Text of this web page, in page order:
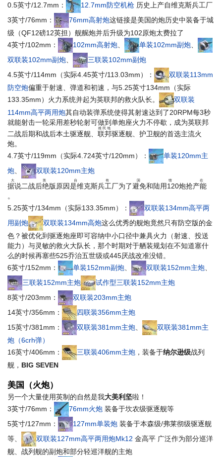
0.5英寸/12.7mm： 12.7mm防空机枪 历史上产自维克斯兵工厂
3英寸/76mm：
76mm高射炮这链接是美国的炮历史中装备于城
级（QF12磅12英担）舰艉炮并后升级为102原炮太费拉了
4英寸/102mm：
102mm高射炮 单装102mm副炮
双联装102mm副炮
三联装102mm副炮
4.5英寸/114mm（实际4.45英寸/113.03mm）：
双联装113mm
防空炮偏重于射速、弹道和初速，与5.25英寸134mm（实际
133.35mm）火力系统并起为英联邦的救火队长。
双联装
114mm高平两用炮其自动装弹系统使得其射速达到了20RPM每3秒
就能射击一轮采用差秒轮射可做到单炮座火力不停歇，成为英联邦
二战后期和战后本土驱逐舰、 联邦
殖民地
驱逐舰、护卫舰的首选主流火
炮。
4.7英寸/119mm（实际4.724英寸/120mm）：
单装120mm主
炮
双联装120mm主炮
据说二战后绝版原因是维克斯兵工厂为了避免和陆用120炮抢产能
大英自有国情在
。
5.25英寸/134mm（实际133.35mm）：
双联装134mm高平两
用副炮
双联装134mm高炮这么优秀的舰炮竟然只有防空版的金
色？被优化到驱逐炮座即可容纳中小口径中兼具火力（射速、投送
能力）与灵敏的救火大队长，那个时期对于舾装规划在不知道塞什
么的时候再塞些525乔治五世级或445厌战改准没错。
6英寸/152mm：
单装152mm副炮 双联装152mm主炮
三联装152mm主炮
试作型三联装152mm主炮
8英寸/203mm：
双联装203mm主炮
14英寸/356mm：
四联装356mm主炮
15英寸/381mm：
双联装381mm主炮
双联装381mm主
炮（6crh弹）
16英寸/406mm：
三联装406mm主炮 ，装备于纳尔逊级战列
舰， BIG SEVEN
美国（火炮）
另一个大量使用英制的自然是我大美利坚啦！
3英寸/76mm：
76mm火炮 装备于坎农级驱逐舰等
5英寸/127mm：
127mm单装炮 装备于本森级/弗莱彻级驱逐舰
等、
双联装127mm高平两用炮Mk12 金高平 广泛作为部分巡洋
舰、战列舰的副炮和部分轻巡洋舰的主炮